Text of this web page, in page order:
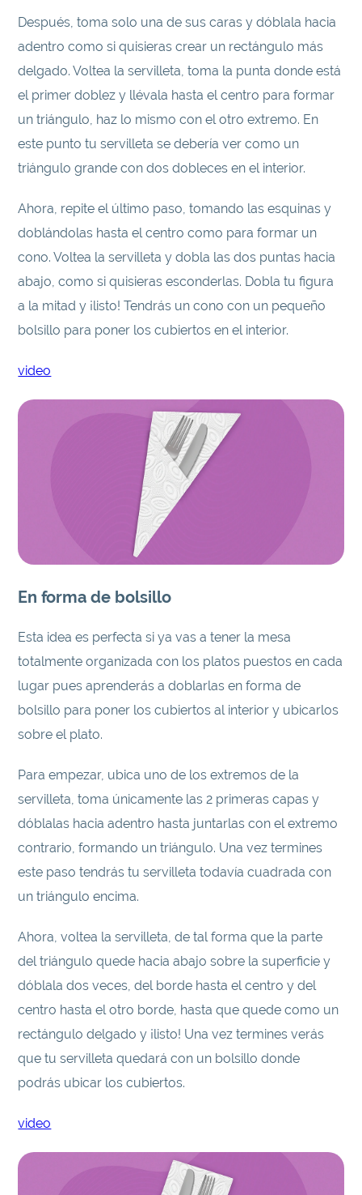
Después, toma solo una de sus caras y dóblala hacia
adentro como si quisieras crear un rectángulo más
delgado. Voltea la servilleta, toma la punta donde está
el primer doblez y llévala hasta el centro para formar
un triángulo, haz lo mismo con el otro extremo. En
este punto tu servilleta se debería ver como un
triángulo grande con dos dobleces en el interior.
Ahora, repite el último paso, tomando las esquinas y
doblándolas hasta el centro como para formar un
cono. Voltea la servilleta y dobla las dos puntas hacia
abajo, como si quisieras esconderlas. Dobla tu figura
a la mitad y ¡listo! Tendrás un cono con un pequeño
bolsillo para poner los cubiertos en el interior.
video
En forma de bolsillo
Esta idea es perfecta si ya vas a tener la mesa
totalmente organizada con los platos puestos en cada
lugar pues aprenderás a doblarlas en forma de
bolsillo para poner los cubiertos al interior y ubicarlos
sobre el plato.
Para empezar, ubica uno de los extremos de la
servilleta, toma únicamente las 2 primeras capas y
dóblalas hacia adentro hasta juntarlas con el extremo
contrario, formando un triángulo. Una vez termines
este paso tendrás tu servilleta todavía cuadrada con
un triángulo encima.
Ahora, voltea la servilleta, de tal forma que la parte
del triángulo quede hacia abajo sobre la superficie y
dóblala dos veces, del borde hasta el centro y del
centro hasta el otro borde, hasta que quede como un
rectángulo delgado y ¡listo! Una vez termines verás
que tu servilleta quedará con un bolsillo donde
podrás ubicar los cubiertos.
video